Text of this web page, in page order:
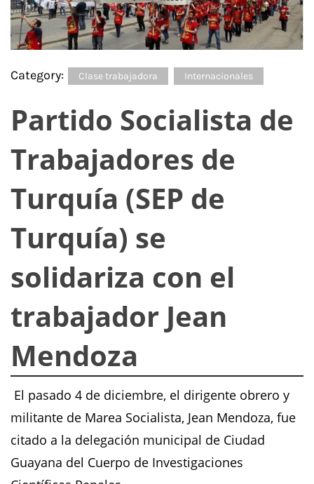
Category: Clase trabajadora Internacionales
Partido Socialista de
Trabajadores de
Turquía (SEP de
Turquía) se
solidariza con el
trabajador Jean
Mendoza
El pasado 4 de diciembre, el dirigente obrero y
militante de Marea Socialista, Jean Mendoza, fue
citado a la delegación municipal de Ciudad
Guayana del Cuerpo de Investigaciones